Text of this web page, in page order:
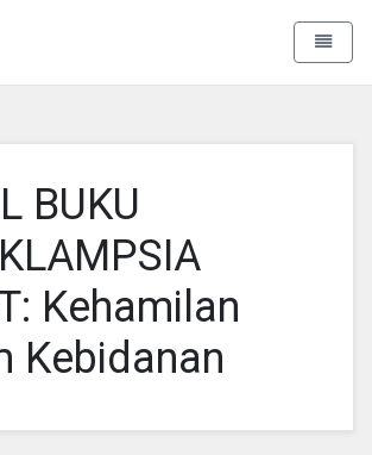
Toggle
BUKU
Kehamilan
Kebidanan